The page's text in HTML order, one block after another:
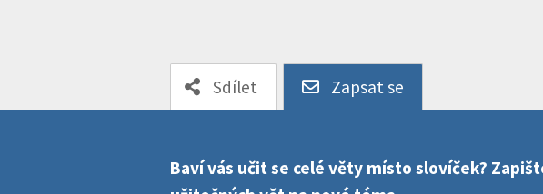
Sdílet Zapsat se
Baví vás učit se celé věty místo slovíček?